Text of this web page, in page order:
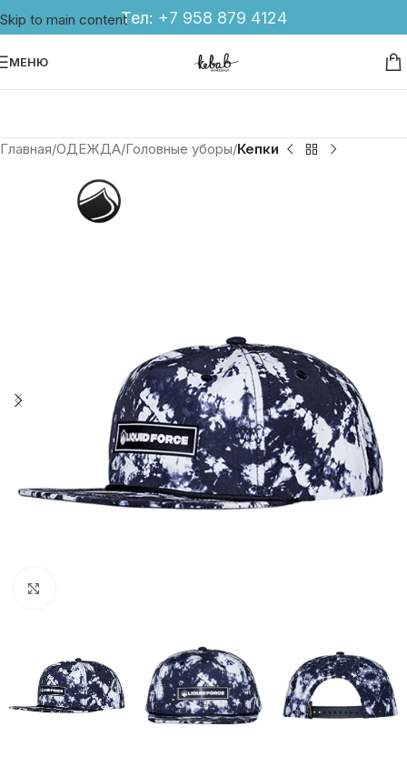
Skip to main contentТел: +7 958 879 4124
МЕНЮ
Главная ОДЕЖДА Головные уборы Кепки